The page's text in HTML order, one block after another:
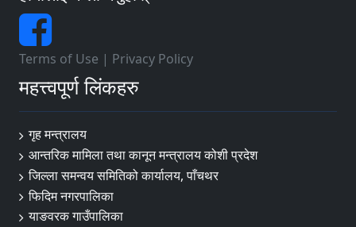
Terms of Use | Privacy Policy
महत्त्वपूर्ण लिंकहरु
गृह मन्त्रालय
आन्तरिक मामिला तथा कानून मन्त्रालय कोशी प्रदेश
जिल्ला समन्वय समितिको कार्यालय, पाँचथर
फिदिम नगरपालिका
याङवरक गाउँपालिका